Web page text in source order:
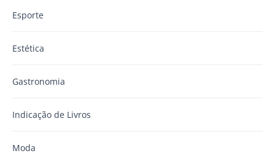
Esporte
Estética
Gastronomia
Indicação de Livros
Moda